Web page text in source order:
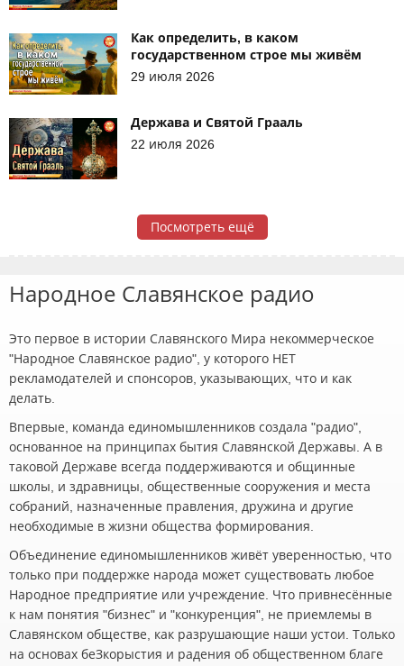
Как определить, в каком
государственном строе мы живём
29 июля 2026
Держава и Святой Грааль
22 июля 2026
Посмотреть ещё
Народное Славянское радио
Это первое в истории Славянского Мира некоммерческое
"Народное Славянское радио", у которого НЕТ
рекламодателей и спонсоров, указывающих, что и как
делать.
Впервые, команда единомышленников создала "радио",
основанное на принципах бытия Славянской Державы. А в
таковой Державе всегда поддерживаются и общинные
школы, и здравницы, общественные сооружения и места
собраний, назначенные правления, дружина и другие
необходимые в жизни общества формирования.
Объединение единомышленников живёт уверенностью, что
только при поддержке народа может существовать любое
Народное предприятие или учреждение. Что привнесённые
к нам понятия "бизнес" и "конкуренция", не приемлемы в
Славянском обществе, как разрушающие наши устои. Только
на основах беЗкорыстия и радения об общественном благе